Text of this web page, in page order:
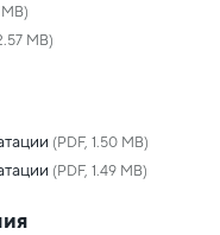
MB)
(PDF, 1.50 MB)
(PDF, 1.49 MB)